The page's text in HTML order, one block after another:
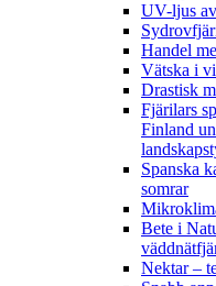
UV-ljus
Handel
Vätska i
Drastisk
Fjärilars
Finland
Spanska
somrar
Bete i
Nektar –